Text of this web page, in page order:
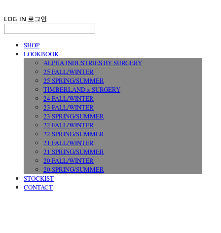
LOG IN 로그인
SHOP
LOOKBOOK
ALPHA INDUSTRIES BY SURGERY
25 FALL/WINTER
25 SPRING/SUMMER
TIMBERLAND x SURGERY
24 FALL/WINTER
23 FALL/WINTER
23 SPRING/SUMMER
22 FALL/WINTER
22 SPRING/SUMMER
21 FALL/WINTER
21 SPRING/SUMMER
20 FALL/WINTER
20 SPRING/SUMMER
STOCKIST
CONTACT